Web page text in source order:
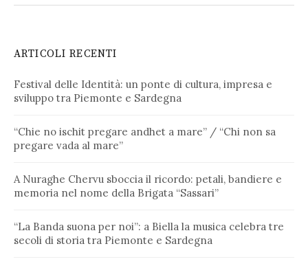
ARTICOLI RECENTI
Festival delle Identità: un ponte di cultura, impresa e
sviluppo tra Piemonte e Sardegna
“Chie no ischit pregare andhet a mare” / “Chi non sa
pregare vada al mare”
A Nuraghe Chervu sboccia il ricordo: petali, bandiere e
memoria nel nome della Brigata “Sassari”
“La Banda suona per noi”: a Biella la musica celebra tre
secoli di storia tra Piemonte e Sardegna